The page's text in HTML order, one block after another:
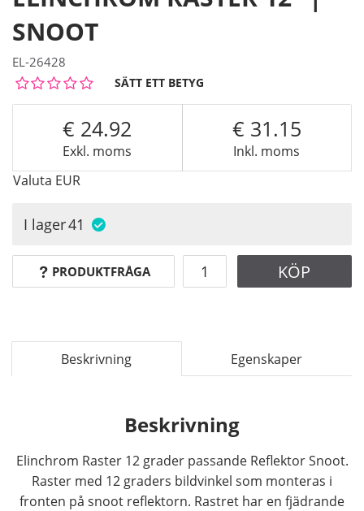
SNOOT
EL-26428
SÄTT ETT BETYG
Exkl. moms
24.92
Inkl. moms
31.15
Valuta EUR
I lager41
PRODUKTFRÅGA KÖP
Beskrivning Egenskaper
Beskrivning
Elinchrom Raster 12 grader passande Reflektor Snoot.
Raster med 12 graders bildvinkel som monteras i
fronten på snoot reflektorn. Rastret har en fjädrande